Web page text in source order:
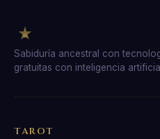
Sabiduría ancestral con
gratuitas con inteligencia
TAROT